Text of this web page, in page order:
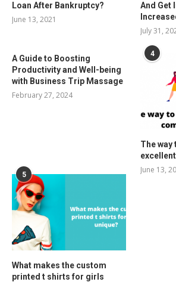
Loan After Bankruptcy?
June 13, 2021
And Get
July 31,
A Guide to Boosting
Productivity and Well-being
with Business Trip Massage
February 27, 2024
4
The way
June 13,
5
What makes the custom
printed t shirts for girls